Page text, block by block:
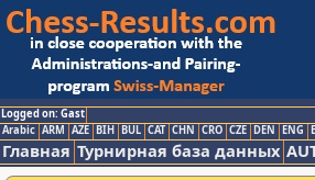
Logged on: Gast
Arabic ARM AZE BIH BUL CAT CHN CRO CZE DEN ENG
Главная Турнирная база данных